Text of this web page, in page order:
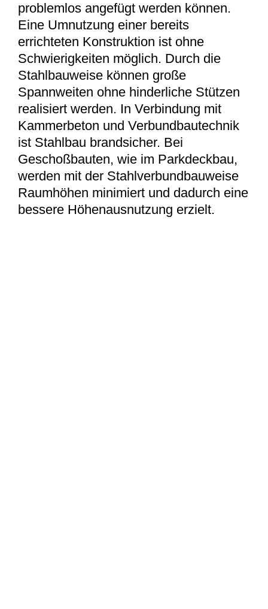
problemlos angefügt werden können.
Eine Umnutzung einer bereits
errichteten Konstruktion ist ohne
Schwierigkeiten möglich. Durch die
Stahlbauweise können große
Spannweiten ohne hinderliche Stützen
realisiert werden. In Verbindung mit
Kammerbeton und Verbundbautechnik
ist Stahlbau brandsicher. Bei
Geschoßbauten, wie im Parkdeckbau,
werden mit der Stahlverbundbauweise
Raumhöhen minimiert und dadurch eine
bessere Höhenausnutzung erzielt.